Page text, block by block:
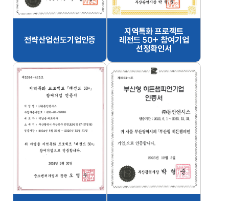
전략산업선도기업인증
지역특화 프로젝트
레전드 50+ 참여기업
선정확인서